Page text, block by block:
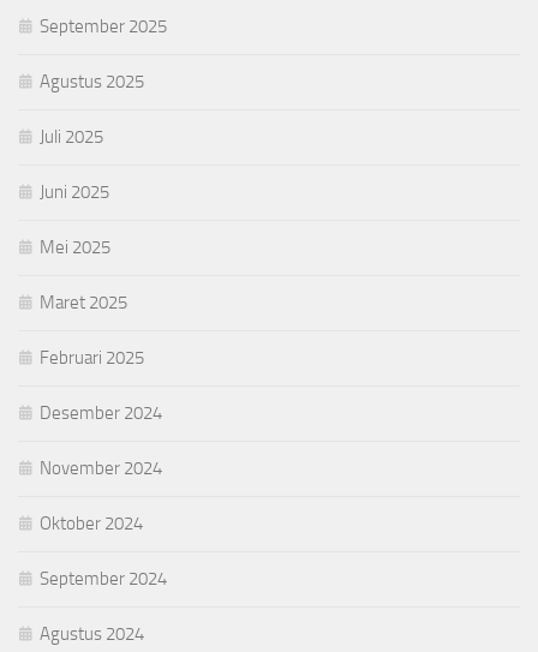
September 2025
Agustus 2025
Juli 2025
Juni 2025
Mei 2025
Maret 2025
Februari 2025
Desember 2024
November 2024
Oktober 2024
September 2024
Agustus 2024